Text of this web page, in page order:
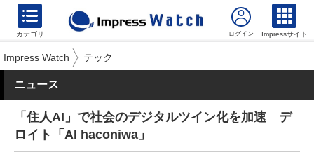
カテゴリ Impressサイト
Impress Watch テック
ニュース
「住人AI」で社会のデジタルツイン化を加速 デ
ロイト「AI haconiwa」